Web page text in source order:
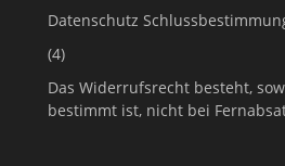
Datenschutz
(4)
Das Widerrufsrecht besteht,
bestimmt ist, nicht bei